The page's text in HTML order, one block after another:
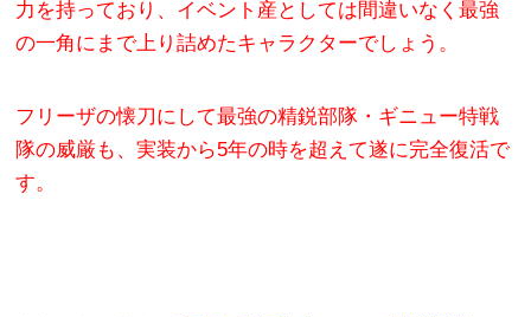
力を持っており、イベント産としては間違いなく最強
の一角にまで上り詰めたキャラクターでしょう。
フリーザの懐刀にして最強の精鋭部隊・ギニュー特戦
隊の威厳も、実装から5年の時を超えて遂に完全復活で
す。